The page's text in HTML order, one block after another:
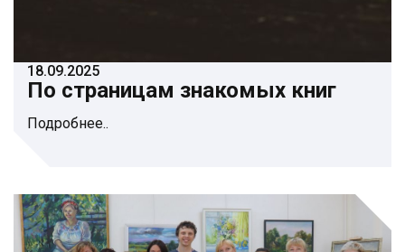
18.09.2025
По страницам знакомых книг
Подробнее..